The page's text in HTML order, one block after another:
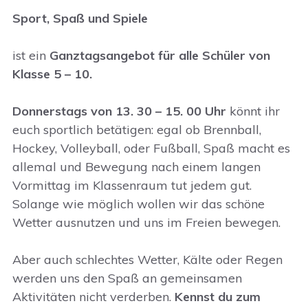
Sport, Spaß und Spiele
ist ein Ganztagsangebot für alle Schüler von
Klasse 5 – 10.
Donnerstags von 13. 30 – 15. 00 Uhr könnt ihr
euch sportlich betätigen: egal ob Brennball,
Hockey, Volleyball, oder Fußball, Spaß macht es
allemal und Bewegung nach einem langen
Vormittag im Klassenraum tut jedem gut.
Solange wie möglich wollen wir das schöne
Wetter ausnutzen und uns im Freien bewegen.
Aber auch schlechtes Wetter, Kälte oder Regen
werden uns den Spaß an gemeinsamen
Aktivitäten nicht verderben. Kennst du zum